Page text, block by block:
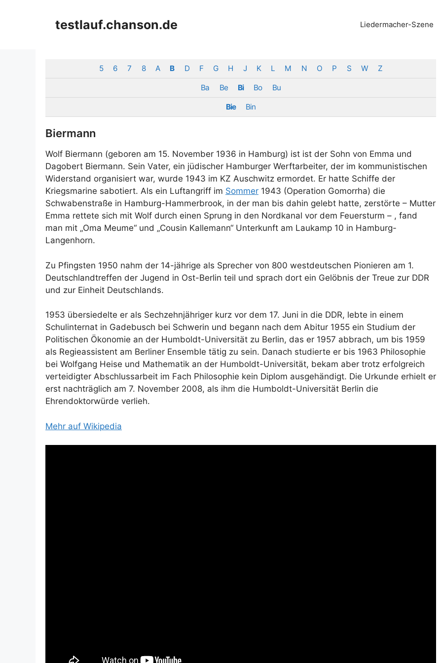
testlauf.chanson.de Liedermacher-Szene
5 6 7 8 A B D F G H J K L M N O P S W Z
Ba Be Bi Bo Bu
Bie Bin
Biermann
Wolf Biermann (geboren am 15. November 1936 in Hamburg) ist ist der Sohn von Emma und
Dagobert Biermann. Sein Vater, ein jüdischer Hamburger Werftarbeiter, der im kommunistischen
Widerstand organisiert war, wurde 1943 im KZ Auschwitz ermordet. Er hatte Schiffe der
Kriegsmarine sabotiert. Als ein Luftangriff im Sommer 1943 (Operation Gomorrha) die
Schwabenstraße in Hamburg-Hammerbrook, in der man bis dahin gelebt hatte, zerstörte – Mutter
Emma rettete sich mit Wolf durch einen Sprung in den Nordkanal vor dem Feuersturm – , fand
man mit „Oma Meume“ und „Cousin Kallemann“ Unterkunft am Laukamp 10 in Hamburg-
Langenhorn.
Zu Pfingsten 1950 nahm der 14-jährige als Sprecher von 800 westdeutschen Pionieren am 1.
Deutschlandtreffen der Jugend in Ost-Berlin teil und sprach dort ein Gelöbnis der Treue zur DDR
und zur Einheit Deutschlands.
1953 übersiedelte er als Sechzehnjähriger kurz vor dem 17. Juni in die DDR, lebte in einem
Schulinternat in Gadebusch bei Schwerin und begann nach dem Abitur 1955 ein Studium der
Politischen Ökonomie an der Humboldt-Universität zu Berlin, das er 1957 abbrach, um bis 1959
als Regieassistent am Berliner Ensemble tätig zu sein. Danach studierte er bis 1963 Philosophie
bei Wolfgang Heise und Mathematik an der Humboldt-Universität, bekam aber trotz erfolgreich
verteidigter Abschlussarbeit im Fach Philosophie kein Diplom ausgehändigt. Die Urkunde erhielt er
erst nachträglich am 7. November 2008, als ihm die Humboldt-Universität Berlin die
Ehrendoktorwürde verlieh.
Mehr auf Wikipedia